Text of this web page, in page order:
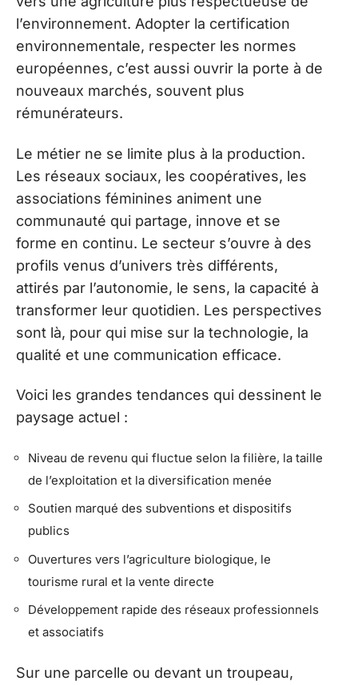
l’environnement. Adopter la certification
environnementale, respecter les normes
européennes, c’est aussi ouvrir la porte à de
nouveaux marchés, souvent plus
rémunérateurs.
Le métier ne se limite plus à la production.
Les réseaux sociaux, les coopératives, les
associations féminines animent une
communauté qui partage, innove et se
forme en continu. Le secteur s’ouvre à des
profils venus d’univers très différents,
attirés par l’autonomie, le sens, la capacité à
transformer leur quotidien. Les perspectives
sont là, pour qui mise sur la technologie, la
qualité et une communication efficace.
Voici les grandes tendances qui dessinent le
paysage actuel :
Niveau de revenu qui fluctue selon la filière, la taille
de l’exploitation et la diversification menée
Soutien marqué des subventions et dispositifs
publics
Ouvertures vers l’agriculture biologique, le
tourisme rural et la vente directe
Développement rapide des réseaux professionnels
et associatifs
Sur une parcelle ou devant un troupeau,